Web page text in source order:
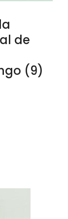
de
(9)